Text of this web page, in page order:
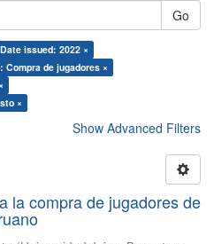
Go
Date issued: 2022 ×
Compra de jugadores ×
×
Show Advanced Filters
la compra de jugadores de